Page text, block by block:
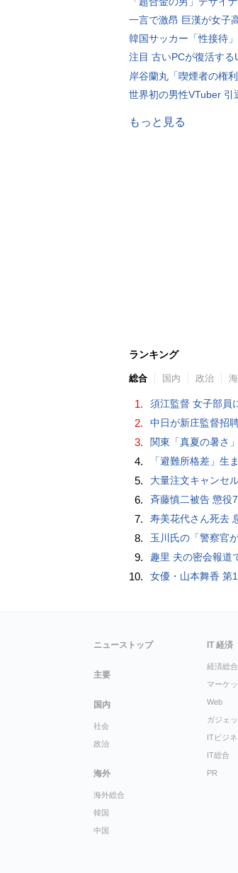
一言で激昂 巨漢が女子
韓国サッカー「性接待
注目 古いPCが復活する
岸谷蘭丸「喫煙者の権利
世界初の男性VTuber 引
もっと見る
ランキング
総合 国内 政治
1. 須江監督 女子部員
2. 中日が新庄監督招
3. 関東「真夏の暑さ
4. 「避難所格差」生
5. 大量注文キャンセ
6. 斉藤慎二被告 懲役
7. 寿美花代さん死去
8. 玉川氏の「警察官
9. 趣里 夫の密会報道
10. 女優・山本舞香 第
ニューストップ
主要
国内
社会
政治
海外
海外総合
韓国
中国
IT 経済
経済総合
マーケッ
Web
ガジェッ
ITビジネ
IT総合
PR